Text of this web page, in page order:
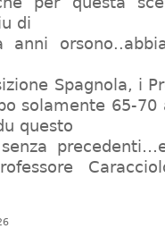
di
anni
Spagnola, i
solamente 65-
questo